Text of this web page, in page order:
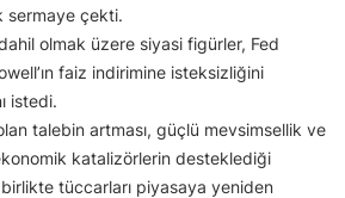
sermaye çekti.
olmak üzere siyasi figürler, Fed
faiz indirimine isteksizliğini
istedi.
talebin artması, güçlü mevsimsellik ve
katalizörlerin desteklediği
tüccarları piyasaya yeniden